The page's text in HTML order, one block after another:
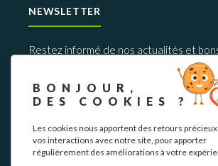
NEWSLETTER
Restez informé de nos actualités et
S'INSCRIRE
BONJOUR,
DES COOKIES ?
Les cookies nous apportent des retours
vos interactions avec notre site, pour apporter
régulièrement des améliorations à votre